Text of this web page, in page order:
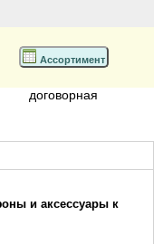
Ассортимент
договорная
и аксессуары к